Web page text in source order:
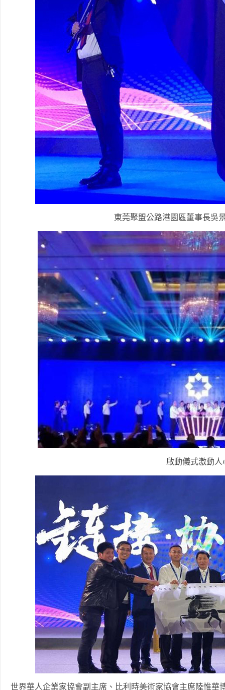
東莞聚盟公路港園區董事長吳
啟動儀式激動人
世界華人企業家協會副主席、比利時美術家協會主席陸惟華